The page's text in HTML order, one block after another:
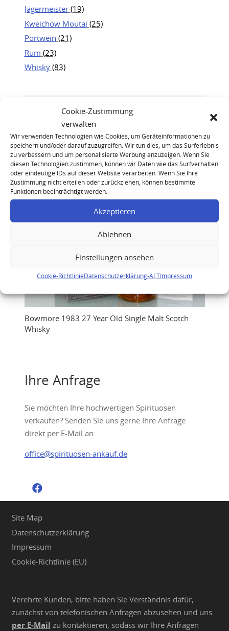
Cookie-Zustimmung
verwalten
Wir verwenden Technologien wie Cookies, um Geräteinformationen zu
speichern und/oder darauf zuzugreifen. Wir tun dies, um das Surferlebnis
zu verbessern und um personalisierte Werbung anzuzeigen. Wenn Sie
diesen Technologien zustimmen, können wir Daten wie das Surfverhalten
oder eindeutige IDs auf dieser Website verarbeiten. Wenn Sie Ihre
Zustimmung nicht erteilen oder zurückziehen, können bestimmte
Funktionen beeinträchtigt werden.
Akzeptieren
Ablehnen
Einstellungen ansehen
Cookie-RichtlinieDatenschutzerklärung-ALTImpressum
Jägermeister (19)
Kweichow Moutai (25)
Portwein (21)
Rum (23)
Whisky (83)
Bowmore 1983 27 Year Old Single Malt Scotch
Whisky
Ihre Anfrage
Sie möchten Ihre hochwertigen Spirituosen
verkaufen? Senden Sie uns gerne Ihre Anfrage
direkt per E-Mail an:
office@spirituosen-ankauf.de
Site Map
Datenschutzerklärung
Impressum
Cookie-Richtlinie (EU)
Verehrte Kunden, bitte haben Sie Verständnis dafür,
zunächst von telefonischen Anfragen abzusehen und uns
per E-Mail zu kontaktieren, sodass wir Ihre Anfragen